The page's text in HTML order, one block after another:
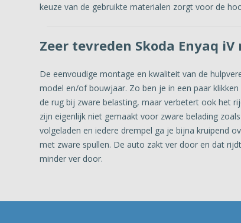
keuze van de gebruikte materialen zorgt voor de
Zeer tevreden Skoda Enyaq iV
De eenvoudige montage en kwaliteit van de
model en/of bouwjaar. Zo ben je in een paar
de rug bij zware belasting, maar verbetert ook het
zijn eigenlijk niet gemaakt voor zware belading
volgeladen en iedere drempel ga je bijna kruipend
met zware spullen. De auto zakt ver door en dat
minder ver door.